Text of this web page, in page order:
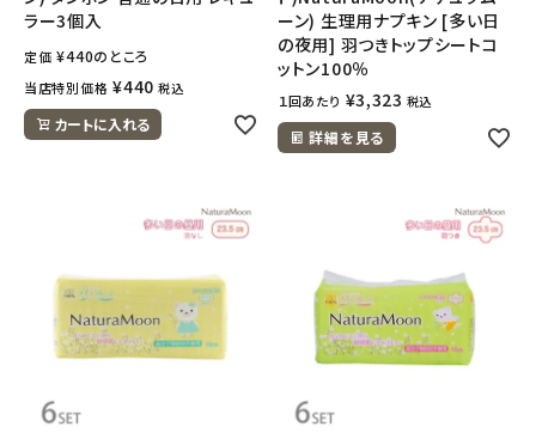
ラー3個入
定価 ¥440のところ
当店特別価格 ¥440 税込
カートに入れる
ーン) 生理用ナプキン [多い日
の夜用] 羽つきトップシートコ
ットン100％
１回あたり ¥3,323 税込
詳細を見る